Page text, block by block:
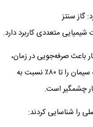
گاز سنتز
متعددی کاربرد دارد.
باعث صرفه‌جویی در زمان،
هزینه و انرژی می‌شود. آزمایش‌های اولیه نشان می‌دهد که این روش می‌تواند انتشار CO₂ مربوط به سیمان را تا ۸۰٪ نسبت به
چشمگیر است.
را شناسایی کردند: